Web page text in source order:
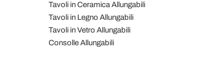
Tavoli in Ceramica Allungabili
Tavoli in Legno Allungabili
Tavoli in Vetro Allungabili
Consolle Allungabili